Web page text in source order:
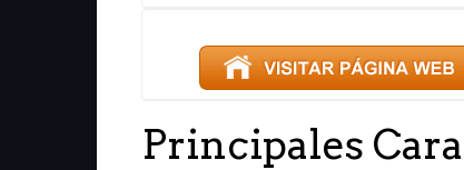
Principales